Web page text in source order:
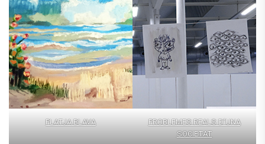
PLATJA BLAVA
PROBLEMES REALS D’UNA
SOCIETAT